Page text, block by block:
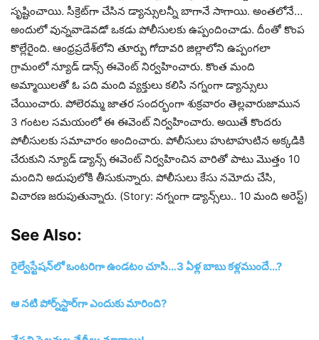
సృష్టించాయి. సీక్రెట్‌గా చేసిన డ్యాన్సులన్నీ బాగానే సాగాయి. అంతలోనే…
అందులో వున్నవాడెవడో ఒకడు పోలీసులకు ఉప్పందించాడు. దీంతో కొంప
కొల్లేరైంది. ఆంధ్రప్రదేశ్‌లోని తూర్పు గోదావరి జిల్లాలోని ఉప్పంగలా
గ్రామంలో న్యూడ్‌ డాన్స్‌ ఈవెంట్‌ నిర్వహించారు. కొంత మంది
అమ్మాయిలతో ఓ పది మంది వ్యక్తులు కలిసి నగ్నంగా డ్యాన్సులు
చేయించారు. పోలెరమ్మ జాతర సందర్భంగా శుక్రవారం తెల్లవారుజామున
3 గంటల సమయంలో ఈ ఈవెంట్‌ నిర్వహించారు. అయితే కొందరు
పోలీసులకు సమాచారం అందించారు. పోలీసులు హుటాహుటిన అక్కడికి
చేరుకుని న్యూడ్‌ డ్యాన్స్‌ ఈవెంట్‌ నిర్వహించిన వారితో పాటు మొత్తం 10
మందిని అదుపులోకి తీసుకున్నారు. పోలీసులు కేసు నమోదు చేసి,
విచారణ జరుపుతున్నారు. (Story: నగ్నంగా డ్యాన్స్‌లు.. 10 మంది అరెస్ట్‌)
See Also:
రైల్వేస్టేషన్‌లో ఒంటరిగా ఉండటం చూసి…3 ఏళ్ల బాబు కళ్లముందే…?
ఆ నటి పోర్న్‌స్టార్‌గా ఎందుకు మారింది?